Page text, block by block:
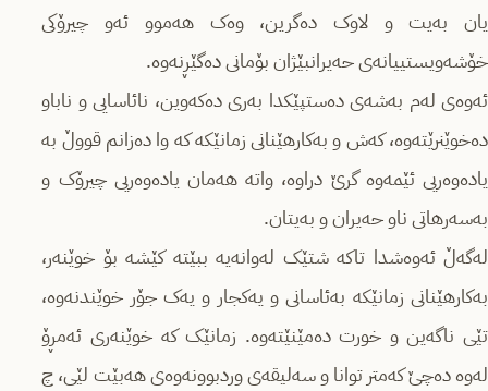
یان بەیت و لاوک دەگرین، وەک هەموو ئەو چیرۆکی
خۆشەویستییانەی حەیرانبێژان بۆمانی دەگێڕنەوە.
ئەوەی لەم بەشەی دەستپێکدا بەری دەکەوین، نائاسایی و ناباو
دەخوێنرێتەوە، کەش و بەکارهێنانی زمانێکە کە وا دەزانم قووڵ بە
یادەوەریی ئێمەوە گرێ دراوە، واتە هەمان یادەوەریی چیرۆک و
بەسەرهاتی ناو حەیران و بەیتان.
لەگەڵ ئەوەشدا تاکە شتێک لەوانەیە ببێتە کێشە بۆ خوێنەر،
بەکارهێنانی زمانێکە بەئاسانی و یەکجار و یەک جۆر خوێندنەوە،
تێی ناگەین و خورت دەمێنێتەوە. زمانێک کە خوێنەری ئەمڕۆ
لەوە دەچێ کەمتر توانا و سەلیقەی وردبوونەوەی هەبێت لێی، چ